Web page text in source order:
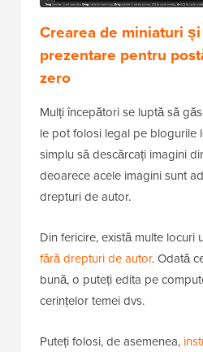
Crearea de miniaturi
prezentare pentru
zero
Mulți începători se luptă să
le pot folosi legal pe blogurile
simplu să descărcați imagini
deoarece acele imagini sunt
drepturi de autor.
Din fericire, există multe locuri
fără drepturi de autor. Odată
bună, o puteți edita pe
cerințelor temei dvs.
Puteți folosi, de asemenea,